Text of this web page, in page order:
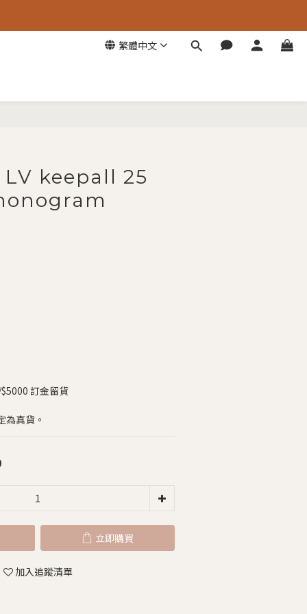
繁體中文
keepall 25
訂金留貨
為真貨。
立即購買
加入追蹤清單